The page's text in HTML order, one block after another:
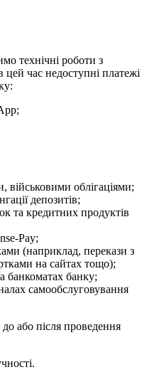
мо технічні роботи з
цей час недоступні платежі
у:
;
, військовими облігаціями;
нгації депозитів;
ок та кредитних продуктів
-Pay;
ами (наприклад, перекази з
тками на сайтах тощо);
а банкоматах банку;
алах самообслуговування
до або після проведення
чності.